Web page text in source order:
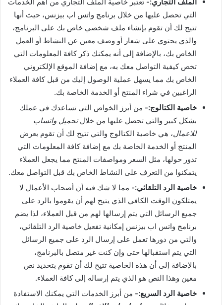
التي تحصل عليها من خلال برنامج واتس اب بيزنس، حيث أنها
تتيح لك أن تقوم بإنشاء ملف شخصي خاص بك على البرنامج،
والذي يحتوي على شعار أو وصف معين عن النشاط أو العمل
الخاص بك، بالإضافة إلى أنه يمكنك ذكر كافة المعلومات التي
تخص كيفية التواصل معك به، مع إضافة الموقع الإلكتروني
الخاص بك مما يسهل عملية الوصول إليك من قبل كافة العملاء
الراغبين في شراء المنتج أو الخدمة الخاصة بك.
خاصية الكتالوج:- من أبرز الخواص التي تساعدك في عملك
بشكل كبير والتي تحصل عليها من خلالتحميل واتساب
للاعمال، هي خاصية الكتالوج والتي تتيح لك أن تقوم بعرض
المنتج أو الخدمة الخاصة بك مع إضافة كافة المعلومات التي
تدور حولها، مثل السعر ومواصفات المنتج مما يجعل العملاء
يتمكنوا من التعرف على النشاط الخاص بك قبل التواصل معك.
خاصية الرد التلقائي:- مما لا شك فيه أن أصحاب الأعمال لا
يمتلكون الوقت الكافي الذي يتيح لهم أن يقوموا بالرد على
جميع الرسائل التي يتم إرسالها لهم من قبل العملاء، لذا يضم
برنامج واتس اب بيزنس إمكانية تفعيل خاصية الرد التلقائي،
والتي من دورها تعمل على إرسال الرد على جميع الرسائل
التي يتم استقبالها حتى وإن كنت غير متصل بالبرنامج،
بالإضافة إلى أن هذه الخاصية تتيح لك أن تقوم بتحديد نص
معين وهذا النص هو الذي يتم إرساله إلى كافة العملاء.
خاصية الرد السريع:- من أبرز الخدمات التي يمكنك الاستفادة